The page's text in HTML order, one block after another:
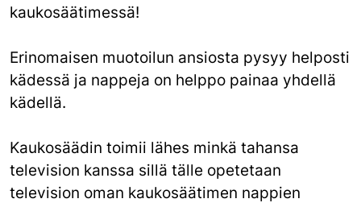
kaukosäätimessä!
Erinomaisen muotoilun ansiosta pysyy helposti
kädessä ja nappeja on helppo painaa yhdellä
kädellä.
Kaukosäädin toimii lähes minkä tahansa
television kanssa sillä tälle opetetaan
television oman kaukosäätimen nappien